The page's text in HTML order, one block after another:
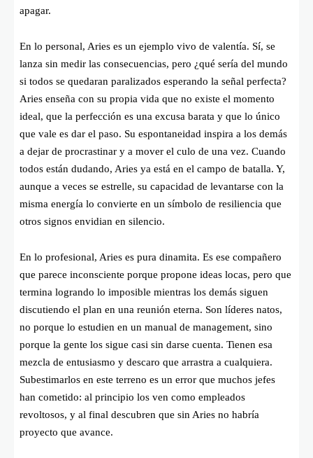
apagar.
En lo personal, Aries es un ejemplo vivo de valentía. Sí, se
lanza sin medir las consecuencias, pero ¿qué sería del mundo
si todos se quedaran paralizados esperando la señal perfecta?
Aries enseña con su propia vida que no existe el momento
ideal, que la perfección es una excusa barata y que lo único
que vale es dar el paso. Su espontaneidad inspira a los demás
a dejar de procrastinar y a mover el culo de una vez. Cuando
todos están dudando, Aries ya está en el campo de batalla. Y,
aunque a veces se estrelle, su capacidad de levantarse con la
misma energía lo convierte en un símbolo de resiliencia que
otros signos envidian en silencio.
En lo profesional, Aries es pura dinamita. Es ese compañero
que parece inconsciente porque propone ideas locas, pero que
termina logrando lo imposible mientras los demás siguen
discutiendo el plan en una reunión eterna. Son líderes natos,
no porque lo estudien en un manual de management, sino
porque la gente los sigue casi sin darse cuenta. Tienen esa
mezcla de entusiasmo y descaro que arrastra a cualquiera.
Subestimarlos en este terreno es un error que muchos jefes
han cometido: al principio los ven como empleados
revoltosos, y al final descubren que sin Aries no habría
proyecto que avance.